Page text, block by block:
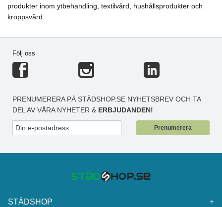
produkter inom ytbehandling, textilvård, hushållsprodukter och
kroppsvård.
Följ oss
PRENUMERERA PÅ STÄDSHOP.SE NYHETSBREV OCH TA
DEL AV VÅRA NYHETER & ERBJUDANDEN!
Prenumerera
STÄDSHOP +